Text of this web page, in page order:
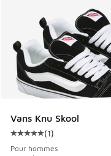
Vans Knu Skool
Cote moyenne du
(1)
Pour hommes